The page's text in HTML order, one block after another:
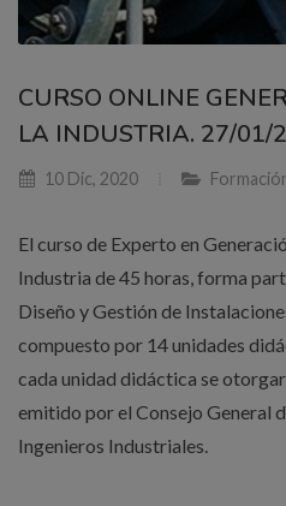
CURSO ONLINE
LA INDUSTRIA. 27/01/
10 Dic, 2020
El curso de Experto en
Industria de 45 horas, forma
Diseño y Gestión de
compuesto por 14 unidades
cada unidad didáctica se
emitido por el Consejo General
Ingenieros Industriales.